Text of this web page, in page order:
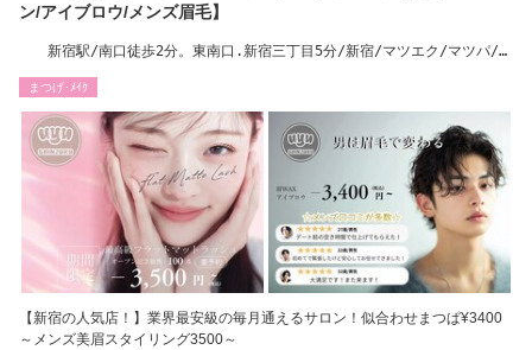
ン/アイブロウ/メンズ眉毛】
新宿駅/南口徒歩2分。東南口.新宿三丁目5分/新宿/マツエク/マツパ/眉
まつげ･ﾒｲｸ
【新宿の人気店！】業界最安級の毎月通えるサロン！似合わせまつぱ¥3400
～メンズ美眉スタイリング3500～